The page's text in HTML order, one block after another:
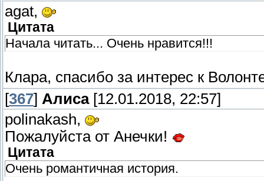
agat,
Цитата
Начала читать... Очень нравится!!!
Клара, спасибо за интерес к
[367] Алиса[12.01.2018, 22:57]
polinakash,
Пожалуйста от Анечки!
Цитата
Очень романтичная история.